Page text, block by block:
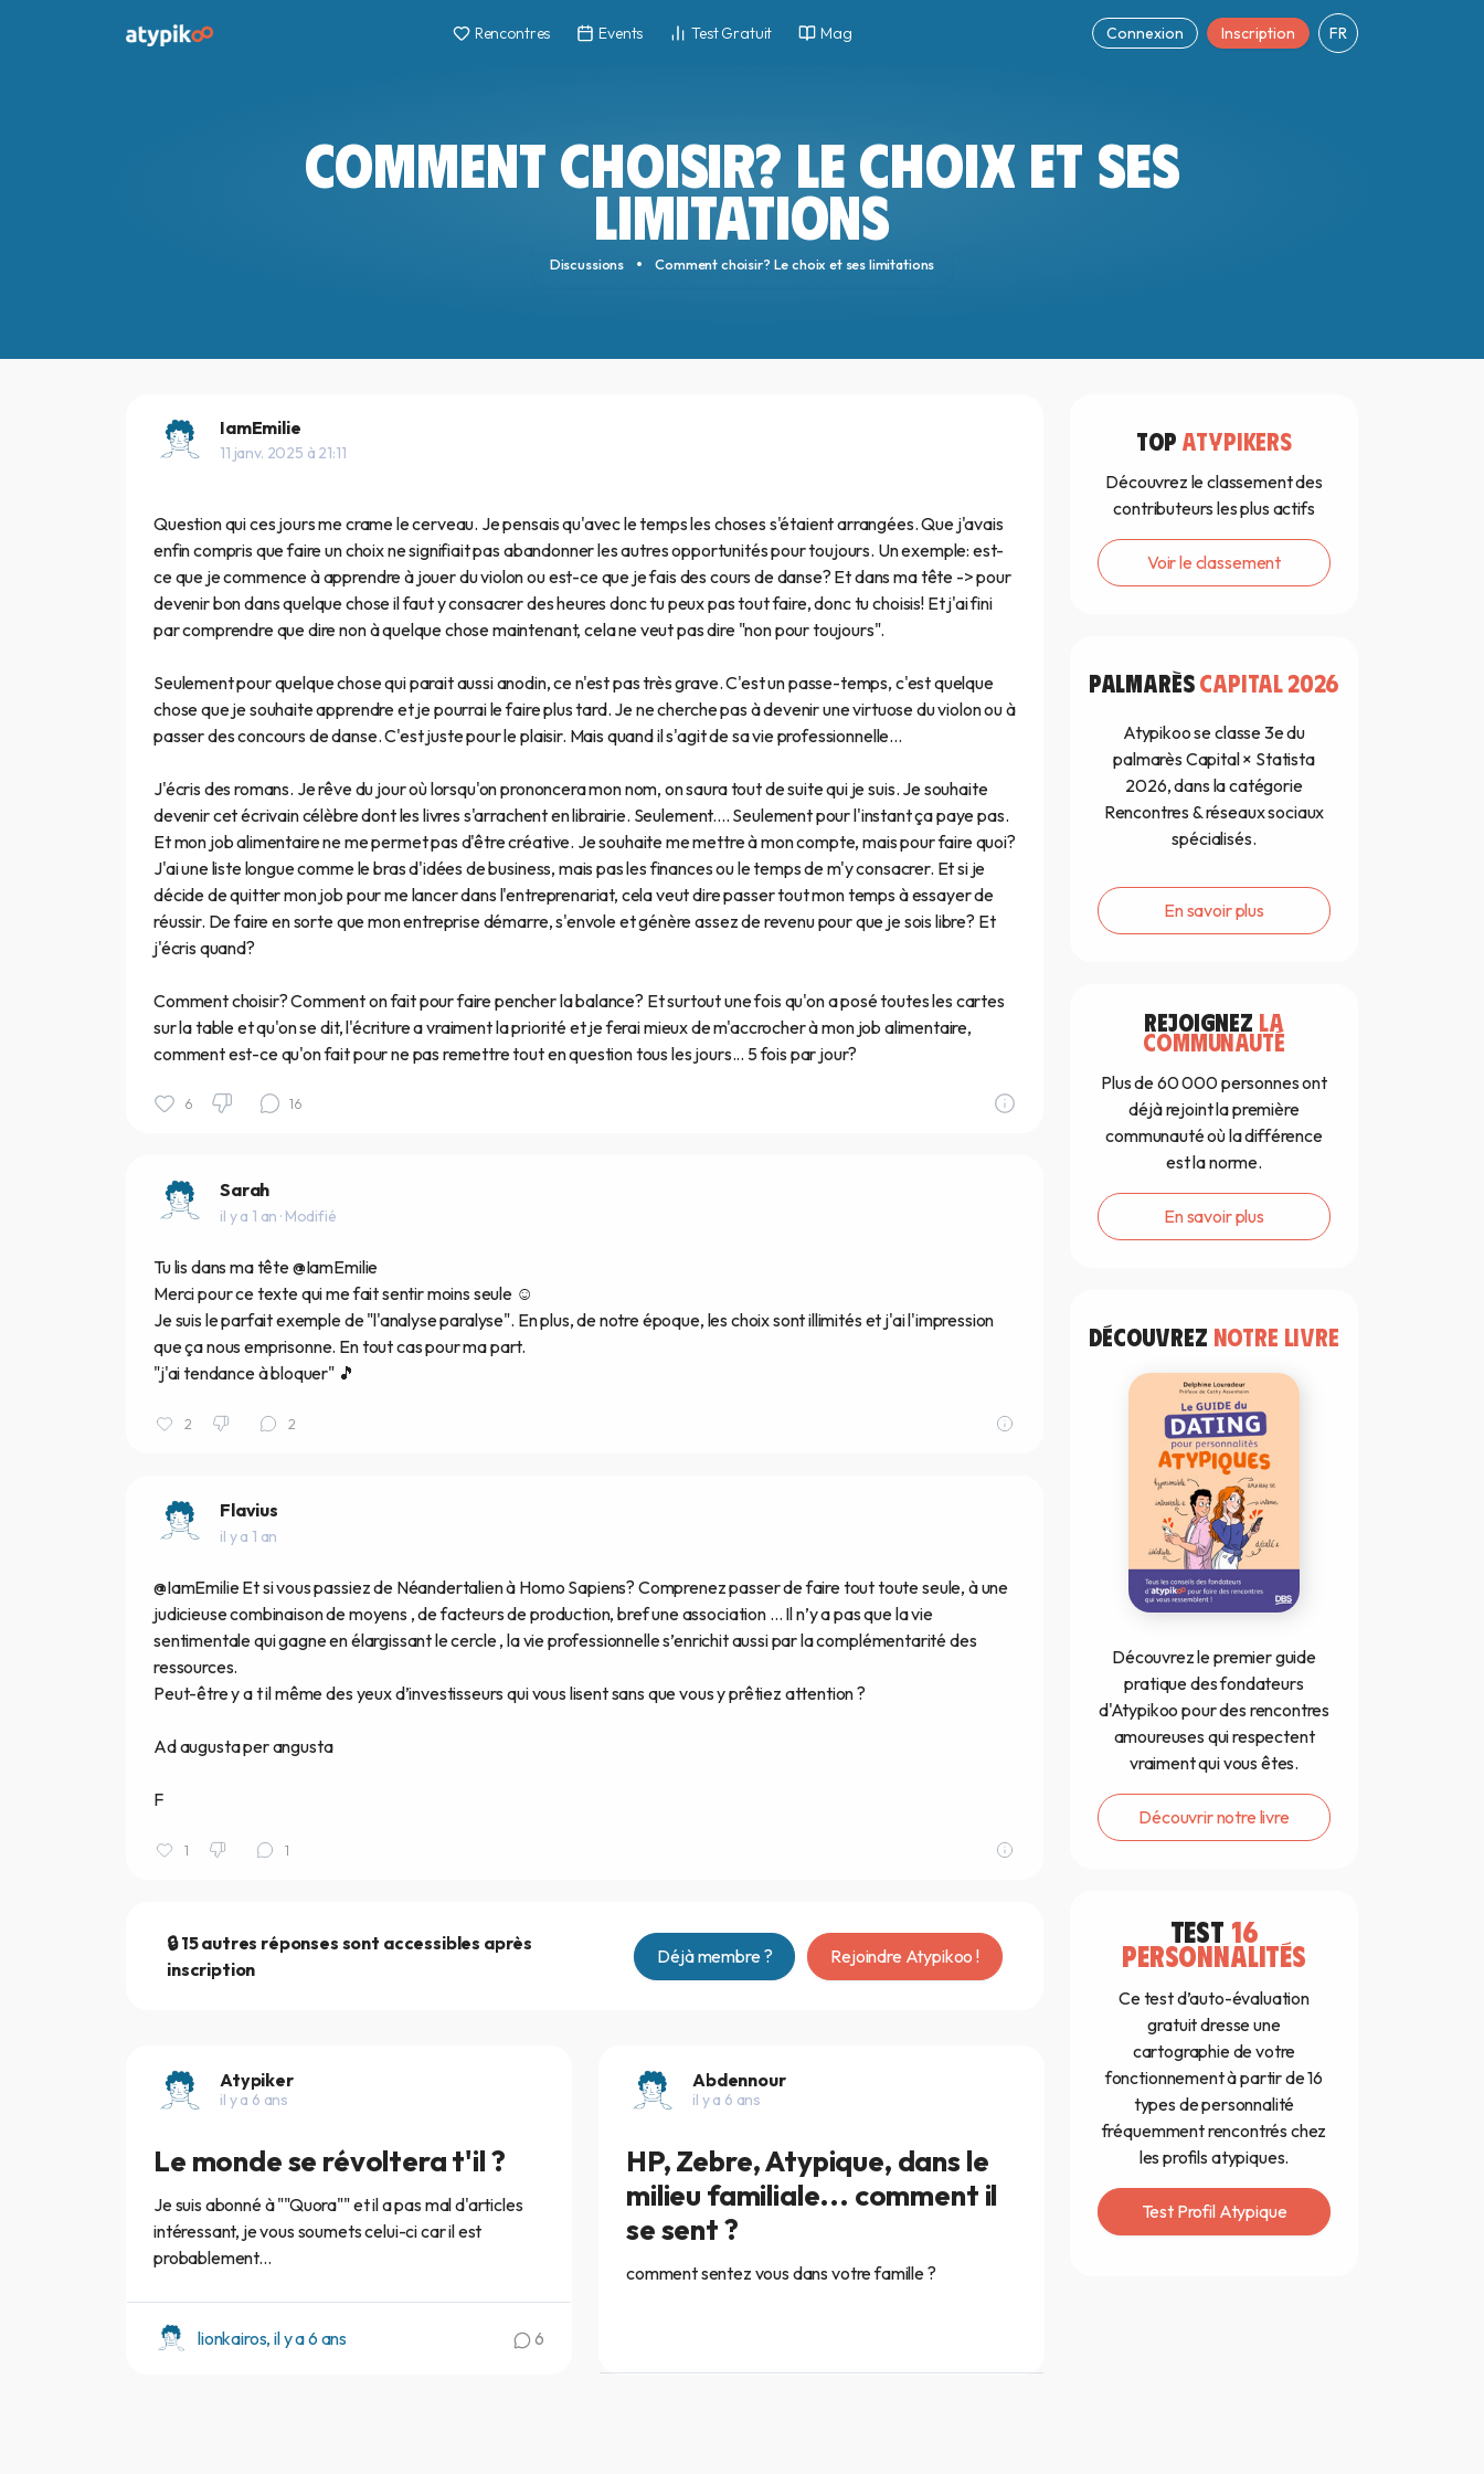
Connexion Inscription FR
Rencontres Events Test Gratuit Mag
COMMENT CHOISIR? LE CHOIX ET SES
LIMITATIONS
Discussions Comment choisir? Le choix et ses limitations
IamEmilie
11 janv. 2025 à 21:11
Question qui ces jours me crame le cerveau. Je pensais qu'avec le temps les choses s'étaient arrangées. Que j'avais
enfin compris que faire un choix ne signifiait pas abandonner les autres opportunités pour toujours. Un exemple: est-
ce que je commence à apprendre à jouer du violon ou est-ce que je fais des cours de danse? Et dans ma tête -> pour
devenir bon dans quelque chose il faut y consacrer des heures donc tu peux pas tout faire, donc tu choisis! Et j'ai fini
par comprendre que dire non à quelque chose maintenant, cela ne veut pas dire "non pour toujours".
Seulement pour quelque chose qui parait aussi anodin, ce n'est pas très grave. C'est un passe-temps, c'est quelque
chose que je souhaite apprendre et je pourrai le faire plus tard. Je ne cherche pas à devenir une virtuose du violon ou à
passer des concours de danse. C'est juste pour le plaisir. Mais quand il s'agit de sa vie professionnelle...
J'écris des romans. Je rêve du jour où lorsqu'on prononcera mon nom, on saura tout de suite qui je suis. Je souhaite
devenir cet écrivain célèbre dont les livres s'arrachent en librairie. Seulement.... Seulement pour l'instant ça paye pas.
Et mon job alimentaire ne me permet pas d'être créative. Je souhaite me mettre à mon compte, mais pour faire quoi?
J'ai une liste longue comme le bras d'idées de business, mais pas les finances ou le temps de m'y consacrer. Et si je
décide de quitter mon job pour me lancer dans l'entreprenariat, cela veut dire passer tout mon temps à essayer de
réussir. De faire en sorte que mon entreprise démarre, s'envole et génère assez de revenu pour que je sois libre? Et
j'écris quand?
Comment choisir? Comment on fait pour faire pencher la balance? Et surtout une fois qu'on a posé toutes les cartes
sur la table et qu'on se dit, l'écriture a vraiment la priorité et je ferai mieux de m'accrocher à mon job alimentaire,
comment est-ce qu'on fait pour ne pas remettre tout en question tous les jours... 5 fois par jour?
6 16
Sarah
il y a 1 an· Modifié
Tu lis dans ma tête @IamEmilie
Merci pour ce texte qui me fait sentir moins seule ☺️
Je suis le parfait exemple de "l'analyse paralyse". En plus, de notre époque, les choix sont illimités et j'ai l'impression
que ça nous emprisonne. En tout cas pour ma part.
"j'ai tendance à bloquer" 🎵
2 2
Flavius
il y a 1 an
@IamEmilie Et si vous passiez de Néandertalien à Homo Sapiens? Comprenez passer de faire tout toute seule, à une
judicieuse combinaison de moyens , de facteurs de production, bref une association … Il n’y a pas que la vie
sentimentale qui gagne en élargissant le cercle , la vie professionnelle s’enrichit aussi par la complémentarité des
ressources.
Peut-être y a t il même des yeux d’investisseurs qui vous lisent sans que vous y prêtiez attention ?
Ad augusta per angusta
F
1 1
🔒 15 autres réponses sont accessibles après
inscription
Déjà membre ? Rejoindre Atypikoo !
Atypiker
il y a 6 ans
Le monde se révoltera t'il ?
Je suis abonné à ""Quora"" et il a pas mal d'articles
intéressant, je vous soumets celui-ci car il est
probablement...
lionkairos, il y a 6 ans 6
Abdennour
il y a 6 ans
HP, Zebre, Atypique, dans le
milieu familiale... comment il
se sent ?
comment sentez vous dans votre famille ?
TOP ATYPIKERS
Découvrez le classement des
contributeurs les plus actifs
Voir le classement
PALMARÈSCAPITAL 2026
Atypikoo se classe 3e du
palmarès Capital × Statista
2026, dans la catégorie
Rencontres & réseaux sociaux
spécialisés.
En savoir plus
REJOIGNEZ LA
COMMUNAUTÉ
Plus de 60 000 personnes ont
déjà rejoint la première
communauté où la différence
est la norme.
En savoir plus
DÉCOUVREZ NOTRE LIVRE
Découvrez le premier guide
pratique des fondateurs
d'Atypikoo pour des rencontres
amoureuses qui respectent
vraiment qui vous êtes.
Découvrir notre livre
TEST 16
PERSONNALITÉS
Ce test d’auto-évaluation
gratuit dresse une
cartographie de votre
fonctionnement à partir de 16
types de personnalité
fréquemment rencontrés chez
les profils atypiques.
Test Profil Atypique